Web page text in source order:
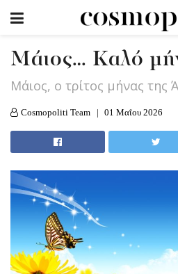
Μάιος… Καλό
Μάιος, ο τρίτος μήνας της
Cosmopoliti Team 01 Μαΐου 2026